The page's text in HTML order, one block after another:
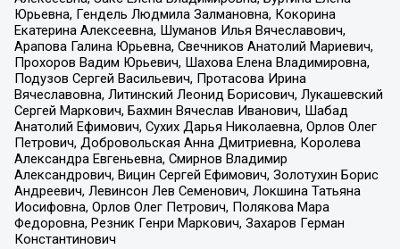
Юрьевна, Гендель Людмила Залмановна, Кокорина
Екатерина Алексеевна, Шуманов Илья Вячеславович,
Арапова Галина Юрьевна, Свечников Анатолий Мариевич,
Прохоров Вадим Юрьевич, Шахова Елена Владимировна,
Подузов Сергей Васильевич, Протасова Ирина
Вячеславовна, Литинский Леонид Борисович, Лукашевский
Сергей Маркович, Бахмин Вячеслав Иванович, Шабад
Анатолий Ефимович, Сухих Дарья Николаевна, Орлов Олег
Петрович, Добровольская Анна Дмитриевна, Королева
Александра Евгеньевна, Смирнов Владимир
Александрович, Вицин Сергей Ефимович, Золотухин Борис
Андреевич, Левинсон Лев Семенович, Локшина Татьяна
Иосифовна, Орлов Олег Петрович, Полякова Мара
Федоровна, Резник Генри Маркович, Захаров Герман
Константинович